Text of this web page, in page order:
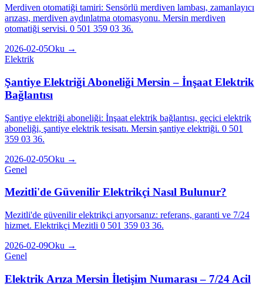
Merdiven otomatiği tamiri: Sensörlü merdiven lambası, zamanlayıcı
arızası, merdiven aydınlatma otomasyonu. Mersin merdiven
otomatiği servisi. 0 501 359 03 36.
2026-02-05Oku →
Elektrik
Şantiye Elektriği Aboneliği Mersin – İnşaat Elektrik
Bağlantısı
Şantiye elektriği aboneliği: İnşaat elektrik bağlantısı, geçici elektrik
aboneliği, şantiye elektrik tesisatı. Mersin şantiye elektriği. 0 501
359 03 36.
2026-02-05Oku →
Genel
Mezitli'de Güvenilir Elektrikçi Nasıl Bulunur?
Mezitli'de güvenilir elektrikçi arıyorsanız: referans, garanti ve 7/24
hizmet. Elektrikçi Mezitli 0 501 359 03 36.
2026-02-09Oku →
Genel
Elektrik Arıza Mersin İletişim Numarası – 7/24 Acil